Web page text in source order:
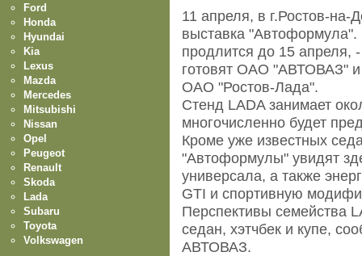
11 апреля, в г.Ростов-
выставка "Автоформула".
продлится до 15
готовят ОАО "АВТОВАЗ" и
ОАО "Ростов-Лада".
Стенд LADA занимает
многочисленно будет
Кроме уже известных
"Автоформулы" увидят
универсала, а также
GTI и спортивную
Перспективы семейства
седан, хэтчбек и купе,
АВТОВАЗ.
Ford
Honda
Hyundai
Kia
Lexus
Mazda
Mercedes
Mitsubishi
Nissan
Opel
Peugeot
Renault
Skoda
Lada
Subaru
Toyota
Volkswagen